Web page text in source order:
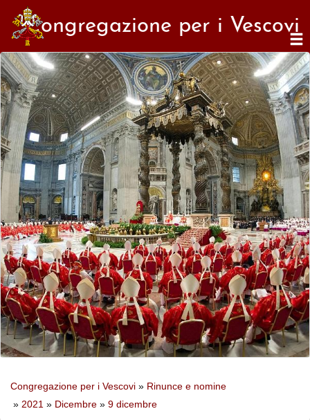
Congregazione per i Vescovi
Congregazione per i Vescovi » Rinunce e nomine
» 2021 » Dicembre » 9 dicembre